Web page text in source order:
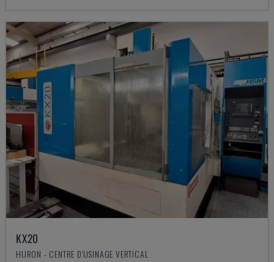
KX20
HURON - CENTRE D'USINAGE VERTICAL